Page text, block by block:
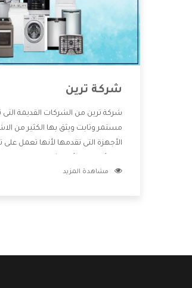
شركة ترين
شركة ترين من الشركات القديمة
مستمر وثابت ويثق بها الكثير من
الأجهزة التى تقدمها لأنها تعمل على
خدمات ما بعد البيع مع المنتجات
مشاهدة المزيد